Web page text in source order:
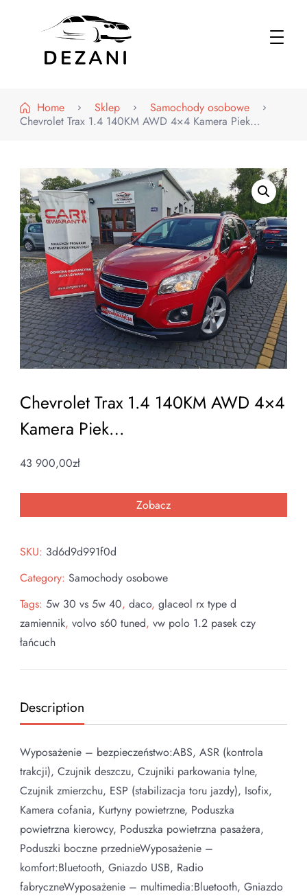
Home
Sklep
Samochody osobowe
Chevrolet Trax 1.4 140KM AWD 4×4 Kamera Piek…
Chevrolet Trax 1.4 140KM AWD 4×4
Kamera Piek…
43 900,00zł
Zobacz
SKU: 3d6d9d991f0d
Category: Samochody osobowe
Tags: 5w 30 vs 5w 40, daco, glaceol rx type d
zamiennik, volvo s60 tuned, vw polo 1.2 pasek czy
łańcuch
Description
Wyposażenie – bezpieczeństwo:ABS, ASR (kontrola
trakcji), Czujnik deszczu, Czujniki parkowania tylne,
Czujnik zmierzchu, ESP (stabilizacja toru jazdy), Isofix,
Kamera cofania, Kurtyny powietrzne, Poduszka
powietrzna kierowcy, Poduszka powietrzna pasażera,
Poduszki boczne przednieWyposażenie –
komfort:Bluetooth, Gniazdo USB, Radio
fabryczneWyposażenie – multimedia:Bluetooth, Gniazdo